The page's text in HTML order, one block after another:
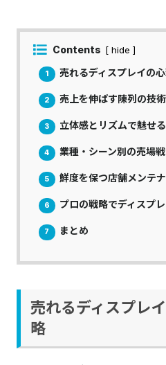
Contents [ hide ]
1 売れるディスプレイの
2 売上を伸ばす陳列の技
3 立体感とリズムで魅せ
4 業種・シーン別の売場
5 鮮度を保つ店舗メンテ
6 プロの戦略でディスプ
7 まとめ
売れるディスプレ
略